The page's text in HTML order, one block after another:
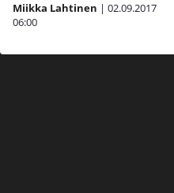
Miikka Lahtinen | 02.09.2017
06:00